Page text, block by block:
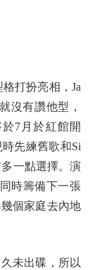
打扮亮相，Ja
沒有讚他型，
7月於紅館開
先練舊歌和Si
一點選擇。演
時籌備下一張
個家庭去內地
未出碟，所以